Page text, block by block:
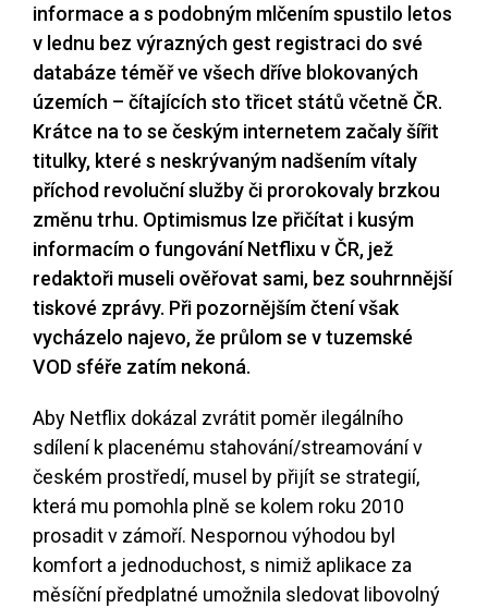
informace a s podobným mlčením spustilo letos
v lednu bez výrazných gest registraci do své
databáze téměř ve všech dříve blokovaných
územích – čítajících sto třicet států včetně ČR.
Krátce na to se českým internetem začaly šířit
titulky, které s neskrývaným nadšením vítaly
příchod revoluční služby či prorokovaly brzkou
změnu trhu. Optimismus lze přičítat i kusým
informacím o fungování Netflixu v ČR, jež
redaktoři museli ověřovat sami, bez souhrnnější
tiskové zprávy. Při pozornějším čtení však
vycházelo najevo, že průlom se v tuzemské
VOD sféře zatím nekoná.
Aby Netflix dokázal zvrátit poměr ilegálního
sdílení k placenému stahování/streamování v
českém prostředí, musel by přijít se strategií,
která mu pomohla plně se kolem roku 2010
prosadit v zámoří. Nespornou výhodou byl
komfort a jednoduchost, s nimiž aplikace za
měsíční předplatné umožnila sledovat libovolný